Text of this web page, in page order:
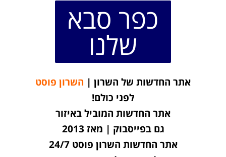
כפר סבא
שלנו
אתר החדשות של השרון | השרון פוסט
לפני כולם!
אתר החדשות המוביל באיזור
גם בפייסבוק | מאז 2013
אתר החדשות השרון פוסט 24/7